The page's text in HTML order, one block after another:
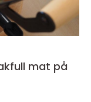
mat på